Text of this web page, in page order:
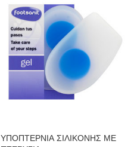
ΥΠΟΠΤΕΡΝΙΑ ΣΙΛΙΚΟΝΗΣ ΜΕ